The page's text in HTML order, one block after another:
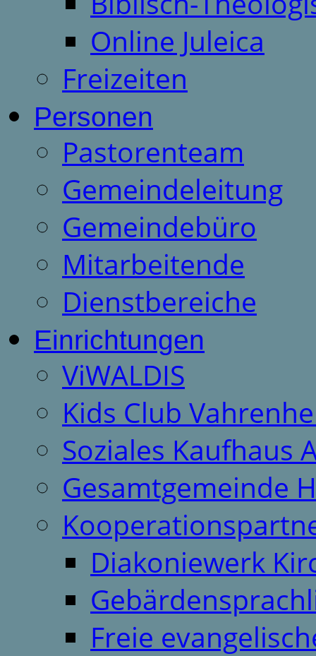
Online Juleica
Freizeiten
Personen
Pastorenteam
Gemeindeleitung
Gemeindebüro
Mitarbeitende
Dienstbereiche
Einrichtungen
ViWALDIS
Kids Club
Soziales Kaufhaus
Gesamtgemeinde
Diakoniewerk
Freie